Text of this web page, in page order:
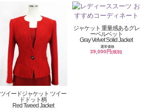
ツイードジャケット ツイー
ドドット柄
Red Tweed Jacket
ジャケット 重量感あるグレ
ーベルベット
Gray Velvet Solid Jacket
通常価格
39,000円(税別)